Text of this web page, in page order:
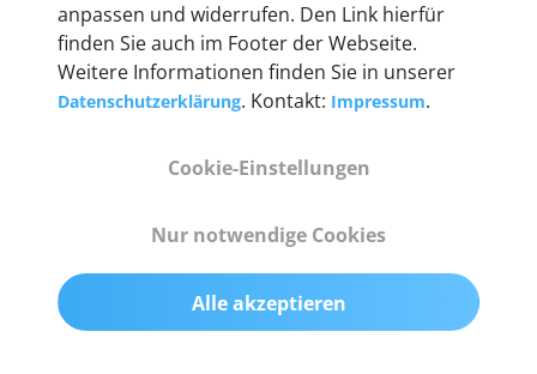
Technische Details &
Lieferumfang
Abmessungen
Gewicht
200 g
anpassen und widerrufen. Den Link hierfür
finden Sie auch im Footer der Webseite.
Weitere Informationen finden Sie in unserer
Datenschutzerklärung. Kontakt: Impressum.
Cookie-Einstellungen
Nur notwendige Cookies
Alle akzeptieren